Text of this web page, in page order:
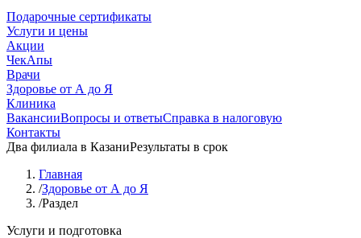
Подарочные сертификаты
Услуги и цены
Акции
ЧекАпы
Врачи
Здоровье от А до Я
Клиника
ВакансииВопросы и ответыСправка в налоговую
Контакты
Два филиала в КазаниРезультаты в срок
Главная
/Здоровье от А до Я
/Раздел
Услуги и подготовка